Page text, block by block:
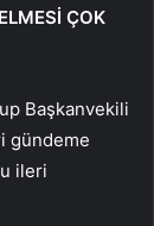
ÇOK
Başkanvekili
gündeme
ileri